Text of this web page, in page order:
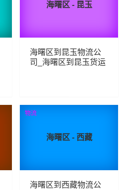
海曙区 - 昆玉
海曙区到昆玉物流公
司_海曙区到昆玉货运
109 查看详细
海曙区 - 西藏
海曙区到西藏物流公
物流